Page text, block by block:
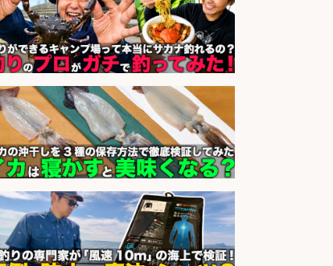
ホールスタッフ/20代～30代が活躍
中/高時給/週3日～OK/お肉・お魚料
理のキッチンスタッフ@西武池袋/
東京都
会社名 株式会社ディンプル
sponsored by 求人ボックス
レジカウンター/お釣りの計算不要
の簡単レジ 未経験も安心の研修あり
1日2h
会社名 オーケー株式会社
sponsored by 求人ボックス